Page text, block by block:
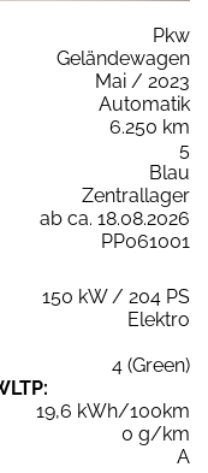
Pkw
Geländewagen
Mai / 2023
Automatik
6.250 km
5
Blau
Zentrallager
ab ca. 18.08.2026
PP061001
150 kW / 204 PS
Elektro
4 (Green)
19,6 kWh/100km
0 g/km
A